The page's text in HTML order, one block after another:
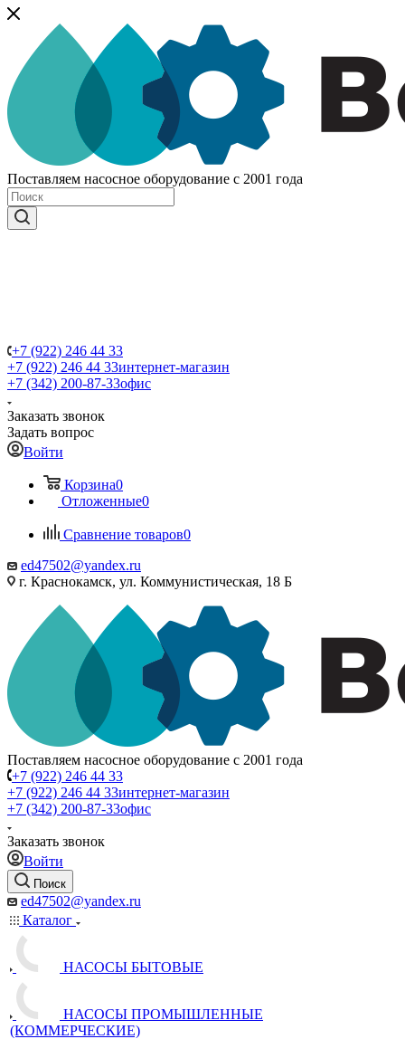
Поставляем насосное оборудование с 2001 года
+7 (922) 246 44 33
+7 (922) 246 44 33интернет-магазин
+7 (342) 200-87-33офис
Заказать звонок
Задать вопрос
Войти
Корзина0
Отложенные0
Сравнение товаров0
ed47502@yandex.ru
г. Краснокамск, ул. Коммунистическая, 18 Б
Поставляем насосное оборудование с 2001 года
+7 (922) 246 44 33
+7 (922) 246 44 33интернет-магазин
+7 (342) 200-87-33офис
Заказать звонок
Войти
Поиск
ed47502@yandex.ru
Каталог
НАСОСЫ БЫТОВЫЕ
НАСОСЫ ПРОМЫШЛЕННЫЕ
(КОММЕРЧЕСКИЕ)